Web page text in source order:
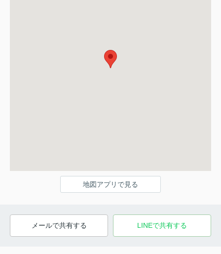
地図アプリで見る
メールで共有する LINEで共有する